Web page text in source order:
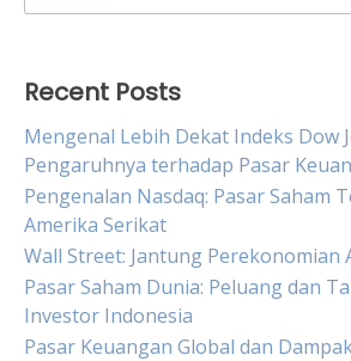
for:
Recent Posts
Mengenal Lebih Dekat Indeks Dow
Pengaruhnya terhadap Pasar
Pengenalan Nasdaq: Pasar Saham
Amerika Serikat
Wall Street: Jantung Perekonomian
Pasar Saham Dunia: Peluang dan
Investor Indonesia
Pasar Keuangan Global dan